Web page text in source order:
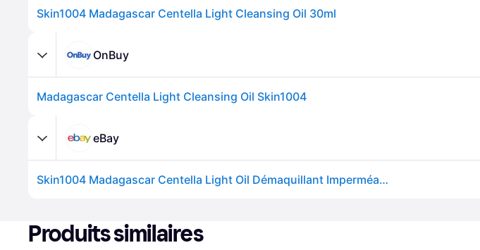
Skin1004 Madagascar Centella Light Cleansing Oil 30ml
OnBuy
Madagascar Centella Light Cleansing Oil Skin1004
eBay
Skin1004 Madagascar Centella Light Oil Démaquillant Imperméable Visage 30 Ml
Produits similaires